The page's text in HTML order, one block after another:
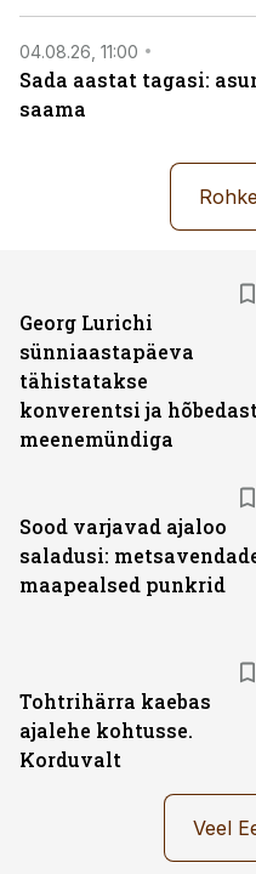
04.08.26, 11:00
Sada aastat tagasi:
saama
Georg Lurichi
sünniaastapäeva
tähistatakse
konverentsi ja hõbedast
meenemündiga
Sood varjavad ajaloo
saladusi:
maapealsed punkrid
Tohtrihärra kaebas
ajalehe kohtusse.
Korduvalt
Veel